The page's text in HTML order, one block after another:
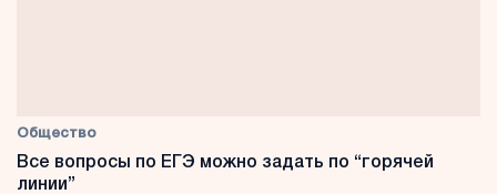
Общество
Все вопросы по ЕГЭ можно задать по “горячей
линии”